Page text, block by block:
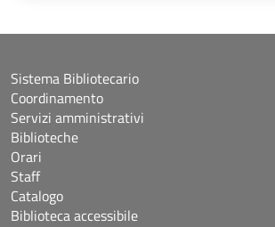
Sistema Bibliotecario
Coordinamento
Servizi amministrativi
Biblioteche
Orari
Staff
Catalogo
Biblioteca accessibile